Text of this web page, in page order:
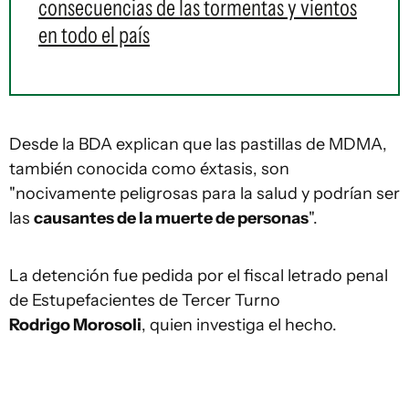
consecuencias de las tormentas y vientos
en todo el país
Desde la BDA explican que las pastillas de MDMA,
también conocida como éxtasis, son
"nocivamente peligrosas para la salud y podrían ser
las causantes de la muerte de personas".
La detención fue pedida por el fiscal letrado penal
de Estupefacientes de Tercer Turno
Rodrigo Morosoli, quien investiga el hecho.